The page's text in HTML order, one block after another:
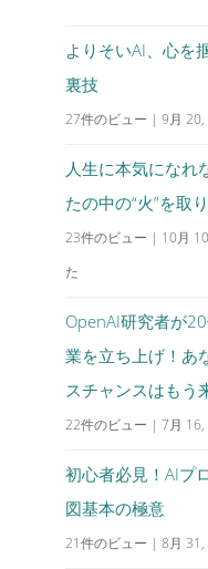
よりそいAI、心を
裏技
27件のビュー |9月
人生に本気になれ
たの中の“火”を取
23件のビュー | 10月
た
OpenAI研究者が
業を立ち上げ！あ
スチャンスはもう
22件のビュー |7月
初心者必見！AIプ
図基本の極意
21件のビュー |8月